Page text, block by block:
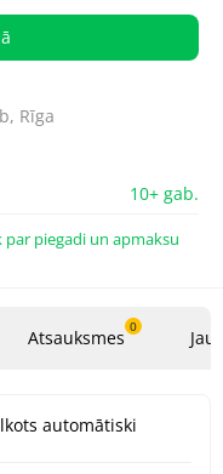
Rīga
10+ gab.
par piegadi un apmaksu
Atsauksmes 0
automātiski